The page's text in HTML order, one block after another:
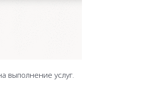
выполнение услуг.